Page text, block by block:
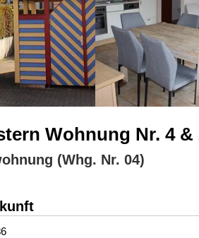
Wohnung Nr. 4
(Whg. Nr. 04)